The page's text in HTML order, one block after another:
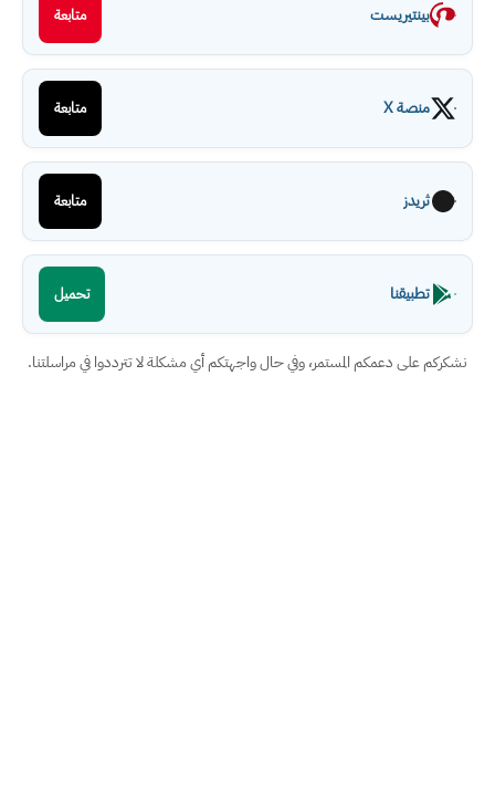
بينتيريست متابعة
منصة X متابعة
ثريدز متابعة
تطبيقنا تحميل
نشكركم على دعمكم المستمر، وفي حال واجهتكم أي مشكلة لا تترددوا في مراسلتنا.